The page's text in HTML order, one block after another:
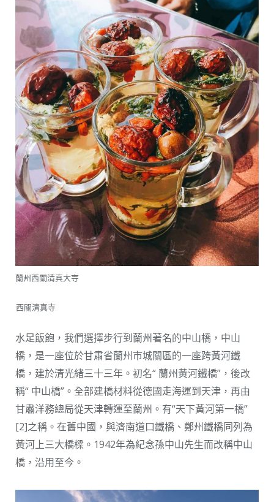
蘭州西關清真大寺
西關清真寺
水足飯飽，我們選擇步行到蘭州著名的中山橋，中山
橋，是一座位於甘肅省蘭州市城關區的一座跨黃河鐵
橋，建於清光緒三十三年。初名“ 蘭州黃河鐵橋”，後改
稱“ 中山橋”。全部建橋材料從德國走海運到天津，再由
甘肅洋務總局從天津轉運至蘭州。有“天下黃河第一橋”
[2]之稱。在舊中國，與濟南道口鐵橋、鄭州鐵橋同列為
黃河上三大橋樑。1942年為紀念孫中山先生而改稱中山
橋，沿用至今。